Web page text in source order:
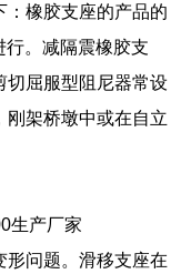
：橡胶支座的产品的
。减隔震橡胶支
切屈服型阻尼器常设
刚架桥墩中或在自立
生产厂家
形问题。滑移支座在